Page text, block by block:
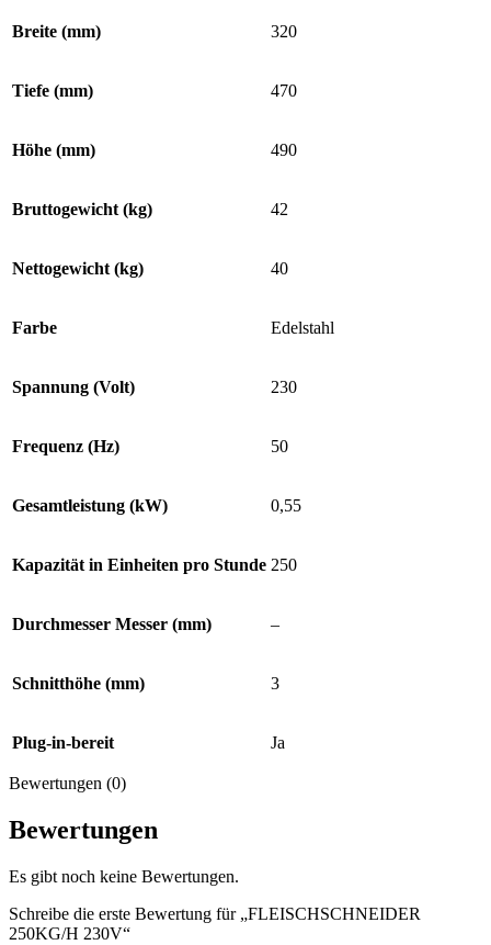
Breite (mm) 320
Tiefe (mm) 470
Höhe (mm) 490
Bruttogewicht (kg) 42
Nettogewicht (kg) 40
Farbe Edelstahl
Spannung (Volt) 230
Frequenz (Hz) 50
Gesamtleistung (kW) 0,55
Kapazität in Einheiten pro Stunde 250
Durchmesser Messer (mm) –
Schnitthöhe (mm) 3
Plug-in-bereit Ja
Bewertungen (0)
Bewertungen
Es gibt noch keine Bewertungen.
Schreibe die erste Bewertung für „FLEISCHSCHNEIDER
250KG/H 230V“